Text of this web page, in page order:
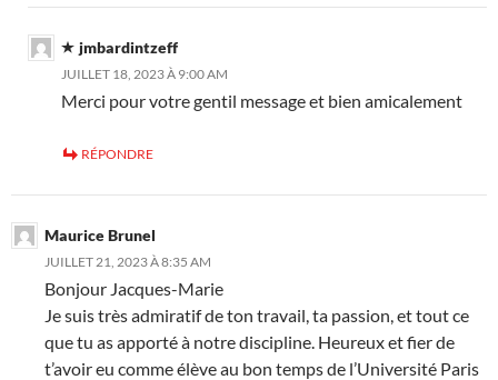
jmbardintzeff
JUILLET 18, 2023 À 9:00 AM
Merci pour votre gentil message et bien amicalement
RÉPONDRE
Maurice Brunel
JUILLET 21, 2023 À 8:35 AM
Bonjour Jacques-Marie
Je suis très admiratif de ton travail, ta passion, et tout ce
que tu as apporté à notre discipline. Heureux et fier de
t’avoir eu comme élève au bon temps de l’Université Paris